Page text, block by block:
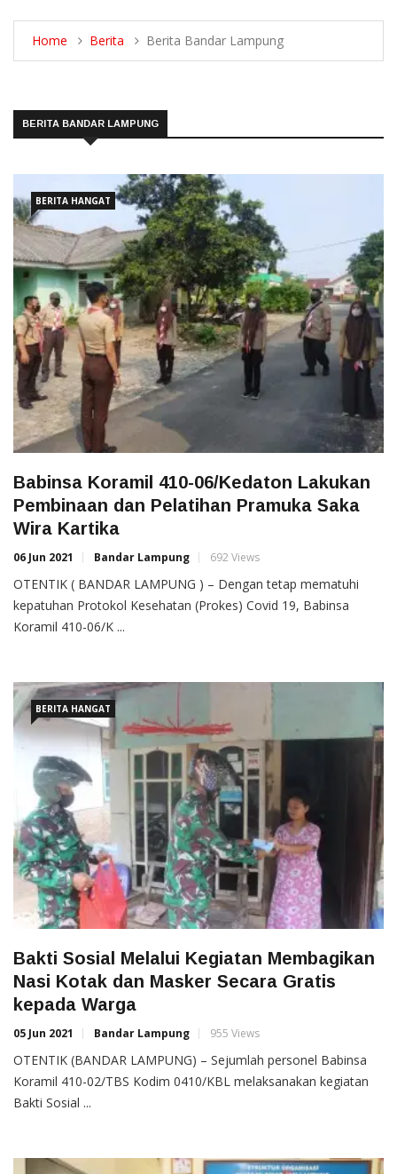
Home Berita Berita Bandar Lampung
BERITA BANDAR LAMPUNG
BERITA HANGAT
Babinsa Koramil 410-06/Kedaton Lakukan
Pembinaan dan Pelatihan Pramuka Saka
Wira Kartika
06 Jun 2021 Bandar Lampung 692 Views
OTENTIK ( BANDAR LAMPUNG ) – Dengan tetap mematuhi
kepatuhan Protokol Kesehatan (Prokes) Covid 19, Babinsa
Koramil 410-06/K ...
BERITA HANGAT
Bakti Sosial Melalui Kegiatan Membagikan
Nasi Kotak dan Masker Secara Gratis
kepada Warga
05 Jun 2021 Bandar Lampung 955 Views
OTENTIK (BANDAR LAMPUNG) – Sejumlah personel Babinsa
Koramil 410-02/TBS Kodim 0410/KBL melaksanakan kegiatan
Bakti Sosial ...